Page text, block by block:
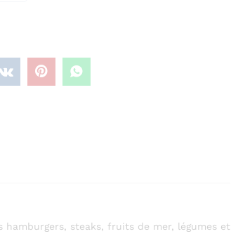
hamburgers, steaks, fruits de mer, légumes et